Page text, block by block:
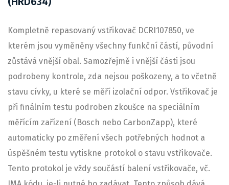
Kompletně repasovaný vstřikovač DCRI107850, ve
kterém jsou vyměněny všechny funkční částí, původní
zůstává vnější obal. Samozřejmě i vnější části jsou
podrobeny kontrole, zda nejsou poškozeny, a to včetně
stavu cívky, u které se měří izolační odpor. Vstřikovač je
při finálním testu podroben zkoušce na speciálním
měřícím zařízení (Bosch nebo CarbonZapp), které
automaticky po změření všech potřebných hodnot a
úspěšném testu vytiskne protokol o stavu vstřikovače.
Tento protokol je vždy součástí balení vstřikovače, vč.